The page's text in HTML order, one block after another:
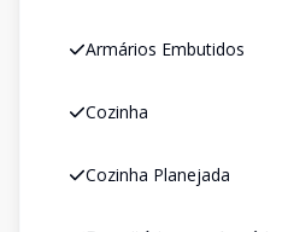
Armários Embutidos
Cozinha
Cozinha Planejada